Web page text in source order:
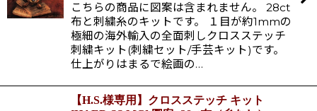
こちらの商品に図案は含まれません。 28ct
布と刺繍糸のキットです。 １目が約1mmの
極細の海外輸入の全面刺しクロスステッチ
刺繍キット(刺繍セット/手芸キット)です。
仕上がりはまるで絵画の…
【H.S.様専用】クロスステッチ キット